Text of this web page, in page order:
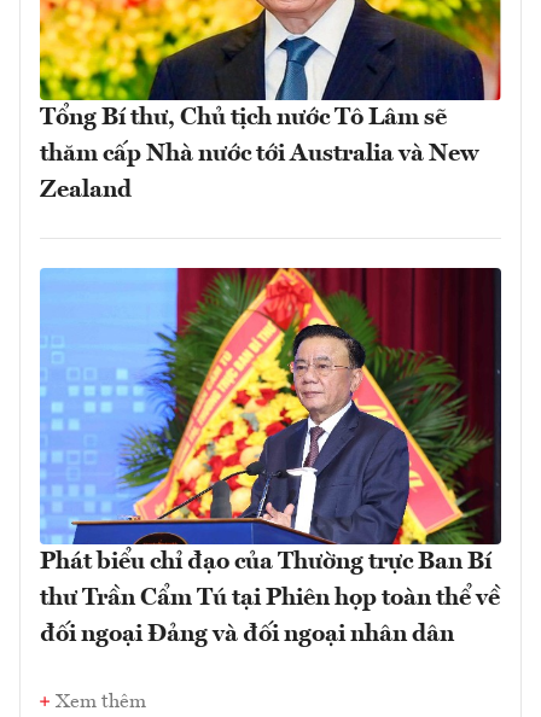
Tổng Bí thư, Chủ tịch nước Tô Lâm sẽ
thăm cấp Nhà nước tới Australia và New
Zealand
Phát biểu chỉ đạo của Thường trực Ban Bí
thư Trần Cẩm Tú tại Phiên họp toàn thể về
đối ngoại Đảng và đối ngoại nhân dân
Xem thêm